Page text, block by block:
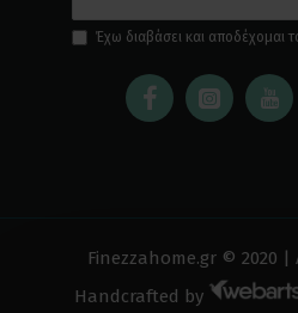
Έχω διαβάσει και αποδέχομαι
Finezzahome.gr © 2020
Handcrafted by